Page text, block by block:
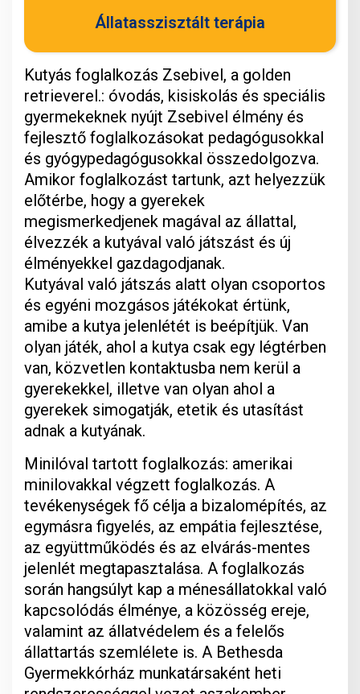
Állatasszisztált terápia
Kutyás foglalkozás Zsebivel, a golden
retrieverel.: óvodás, kisiskolás és speciális
gyermekeknek nyújt Zsebivel élmény és
fejlesztő foglalkozásokat pedagógusokkal
és gyógypedagógusokkal összedolgozva.
Amikor foglalkozást tartunk, azt helyezzük
előtérbe, hogy a gyerekek
megismerkedjenek magával az állattal,
élvezzék a kutyával való játszást és új
élményekkel gazdagodjanak.
Kutyával való játszás alatt olyan csoportos
és egyéni mozgásos játékokat értünk,
amibe a kutya jelenlétét is beépítjük. Van
olyan játék, ahol a kutya csak egy légtérben
van, közvetlen kontaktusba nem kerül a
gyerekekkel, illetve van olyan ahol a
gyerekek simogatják, etetik és utasítást
adnak a kutyának.
Minilóval tartott foglalkozás: amerikai
minilovakkal végzett foglalkozás. A
tevékenységek fő célja a bizalomépítés, az
egymásra figyelés, az empátia fejlesztése,
az együttműködés és az elvárás-mentes
jelenlét megtapasztalása. A foglalkozás
során hangsúlyt kap a ménesállatokkal való
kapcsolódás élménye, a közösség ereje,
valamint az állatvédelem és a felelős
állattartás szemlélete is. A Bethesda
Gyermekkórház munkatársaként heti